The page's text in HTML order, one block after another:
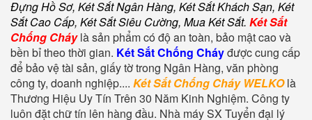
Đựng Hồ Sơ, Két Sắt Ngân Hàng, Két Sắt Khách Sạn, Két
Sắt Cao Cấp, Két Sắt Siêu Cường, Mua Két Sắt. Két Sắt
Chống Cháylà sản phẩm có độ an toàn, bảo mật cao và
bền bỉ theo thời gian. Két Sắt Chống Cháyđược cung cấp
để bảo vệ tài sản, giấy tờ trong Ngân Hàng, văn phòng
công ty, doanh nghiệp.... Két Sắt Chống Cháy WELKOlà
Thương Hiệu Uy Tín Trên 30 Năm Kinh Nghiệm. Công ty
luôn đặt chữ tín lên hàng đầu. Nhà máy SX Tuyển đại lý